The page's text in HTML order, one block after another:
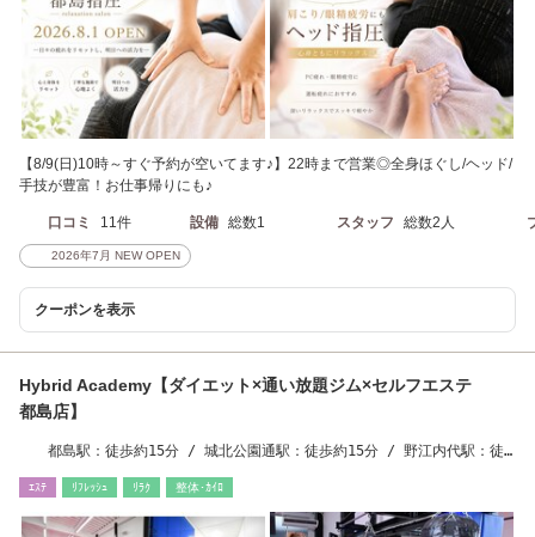
【8/9(日)10時～すぐ予約が空いてます♪】22時まで営業◎全身ほぐし/ヘッド/
手技が豊富！お仕事帰りにも♪
口コミ 11件 設備 総数1 スタッフ 総数2人
2026年7月 NEW OPEN
クーポンを表示
Hybrid Academy【ダイエット×通い放題ジム×セルフエステ
都島店】
都島駅：徒歩約15分 / 城北公園通駅：徒歩約15分 / 野江内代駅：徒
ｴｽﾃ ﾘﾌﾚｯｼｭ ﾘﾗｸ 整体･ｶｲﾛ